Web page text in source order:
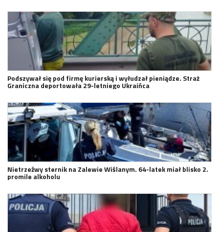
Podszywał się pod firmę kurierską i wyłudzał pieniądze. Straż
Graniczna deportowała 29-letniego Ukraińca
Nietrzeźwy sternik na Zalewie Wiślanym. 64-latek miał blisko 2.
promile alkoholu